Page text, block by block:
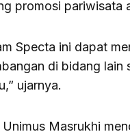
promosi pariwisata
Specta ini dapat
di bidang
ujarnya.
Masrukhi